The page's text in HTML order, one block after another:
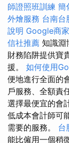
師證照班訓練 簡
外燴服務 台南台
說明 Google商
信社推薦 知識淵
財務陷阱提供寶
援。 如何使用
便地進行全面的
戶服務、全額責
選擇最便宜的會
低成本會計師可
需要的服務。 台
能比僱用一個稍